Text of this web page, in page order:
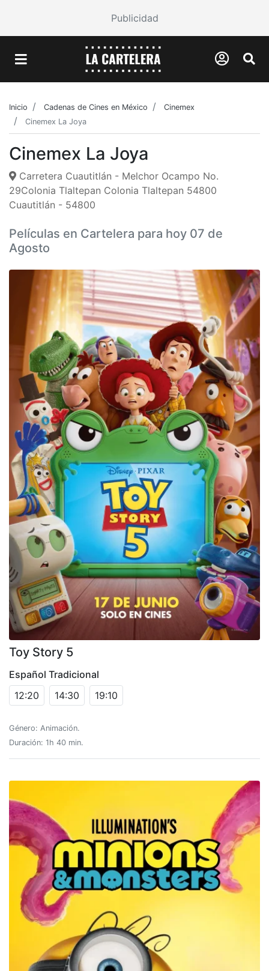
Publicidad
Inicio Cadenas de Cines en México
Cinemex
Cinemex La Joya
Cinemex La Joya
Carretera Cuautitlán - Melchor Ocampo No.
29Colonia Tlaltepan Colonia Tlaltepan 54800
Cuautitlán - 54800
Películas en Cartelera para hoy 07 de
Agosto
Toy Story 5
Español Tradicional
12:20
14:30 19:10
Género: Animación.
Duración: 1h 40 min.